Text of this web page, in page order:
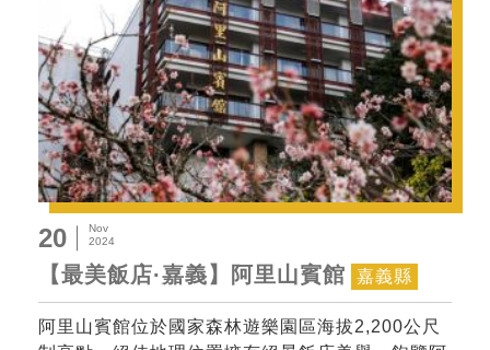
20
Nov
2024
【最美飯店·嘉義】阿里山賓館 嘉義縣
阿里山賓館位於國家森林遊樂園區海拔2,200公尺